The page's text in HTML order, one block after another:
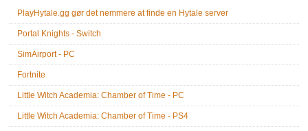
PlayHytale.gg gør det nemmere at finde en Hytale server
Portal Knights - Switch
SimAirport - PC
Fortnite
Little Witch Academia: Chamber of Time - PC
Little Witch Academia: Chamber of Time - PS4